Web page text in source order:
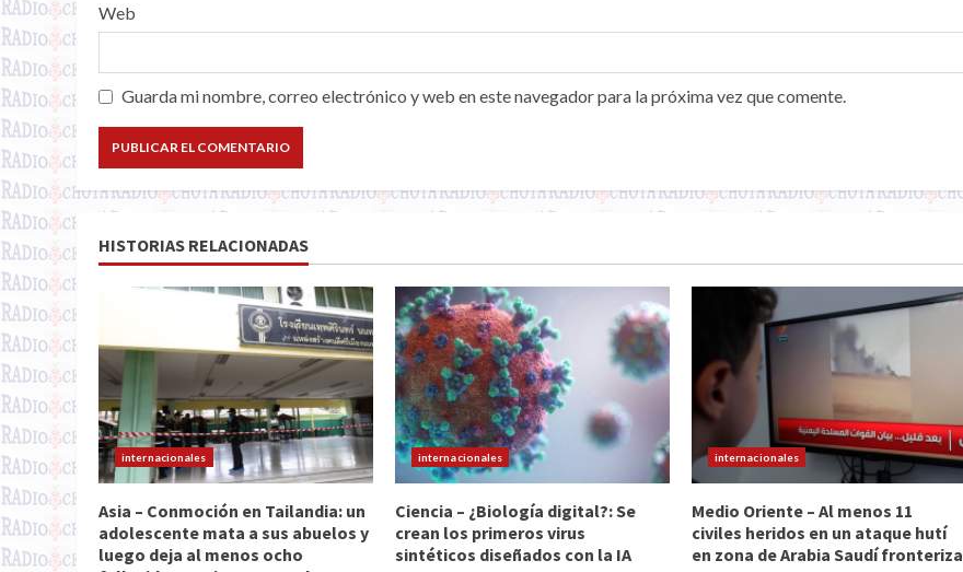
Web
Guarda mi nombre, correo electrónico y web en este navegador para la próxima vez que comente.
HISTORIAS RELACIONADAS
internacionales
Asia – Conmoción en Tailandia: un
adolescente mata a sus abuelos y
luego deja al menos ocho
internacionales
Ciencia – ¿Biología digital?: Se
crean los primeros virus
sintéticos diseñados con la IA
internacionales
Medio Oriente – Al menos 11
civiles heridos en un ataque hutí
en zona de Arabia Saudí fronteriza